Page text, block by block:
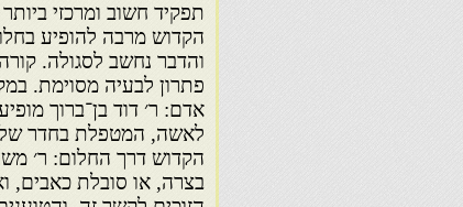
תפקיד חשוב ומרכזי
הקדוש מרבה להופיע
והדבר נחשב לסגולה.
פתרון לבעיה מסוימת.
אדם: ר׳ דוד בן־ברוך
לאשה, המטפלת בחדר של
הקדוש דרך החלום: ר׳
בצרה, או סובלת כאבים,